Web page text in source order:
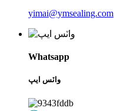
yimai@ymsealing.com
Whatsapp
واٽس ايپ